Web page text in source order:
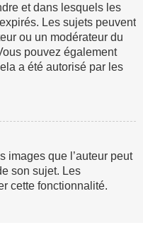
et dans lesquels les
Les sujets peuvent
ou un modérateur du
pouvez également
a été autorisé par les
images que l’auteur peut
son sujet. Les
cette fonctionnalité.